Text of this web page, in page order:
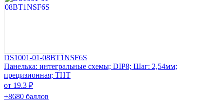
DS1001-01-08BT1NSF6S
Панелька: интегральные схемы; DIP8; Шаг: 2,54мм;
прецизионная; THT
от 19.3 ₽
+8680 баллов